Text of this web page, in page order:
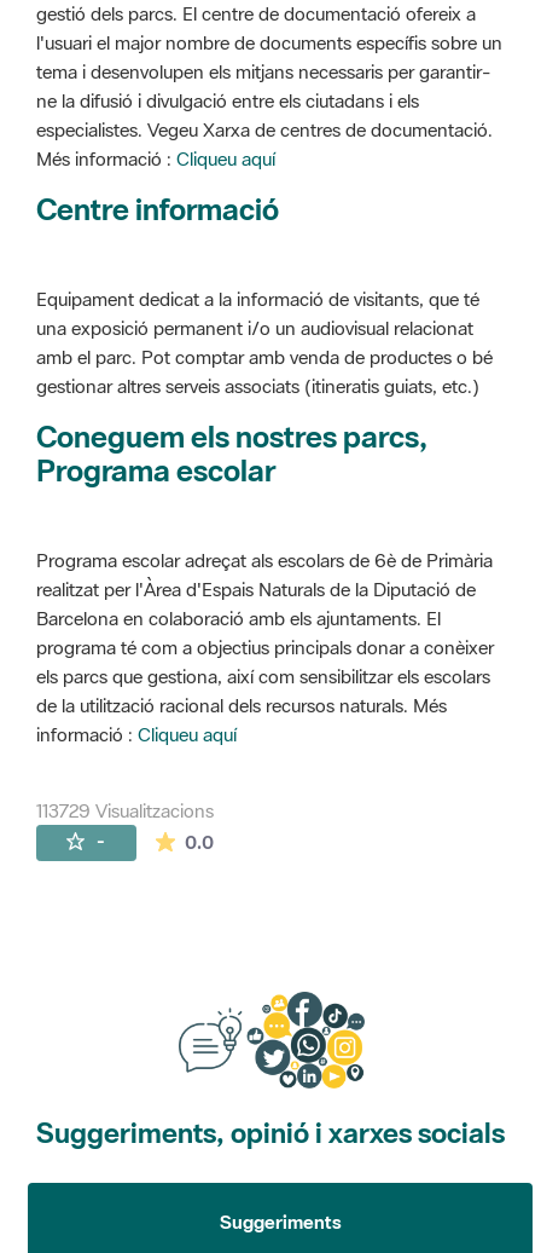
gestió dels parcs. El centre de documentació ofereix a
l'usuari el major nombre de documents específis sobre un
tema i desenvolupen els mitjans necessaris per garantir-
ne la difusió i divulgació entre els ciutadans i els
especialistes. Vegeu Xarxa de centres de documentació.
Més informació : Cliqueu aquí
Centre informació
Equipament dedicat a la informació de visitants, que té
una exposició permanent i/o un audiovisual relacionat
amb el parc. Pot comptar amb venda de productes o bé
gestionar altres serveis associats (itineratis guiats, etc.)
Coneguem els nostres parcs,
Programa escolar
Programa escolar adreçat als escolars de 6è de Primària
realitzat per l'Àrea d'Espais Naturals de la Diputació de
Barcelona en colaboració amb els ajuntaments. El
programa té com a objectius principals donar a conèixer
els parcs que gestiona, així com sensibilitzar els escolars
de la utilització racional dels recursos naturals. Més
informació : Cliqueu aquí
113729 Visualitzacions
- 0.0La mitjana de les valoracions és de 0
Suggeriments, opinió i xarxes socials
Suggeriments